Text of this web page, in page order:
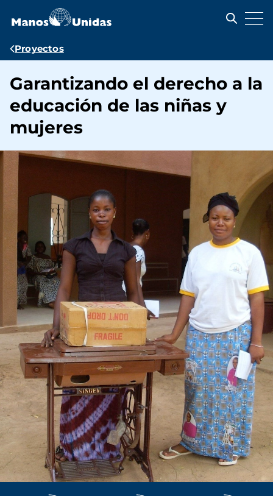
contenido
Ruta
navegación
Proyectos
Garantizando el derecho a la
educación de las niñas y
mujeres